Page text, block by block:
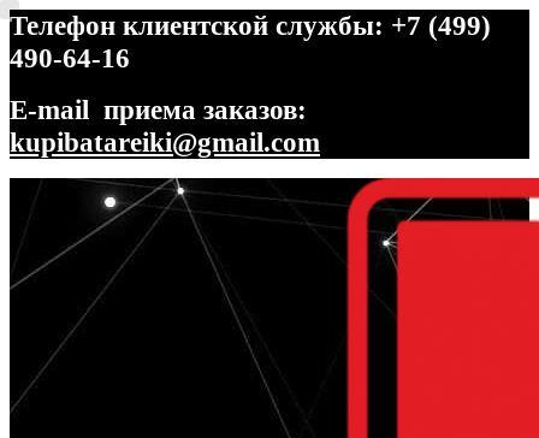
Телефон клиентской службы: +7 (499)
490-64-16
E-mail приема заказов:
kupibatareiki@gmail.com
Перейти
навигации
Перейти
содержимому